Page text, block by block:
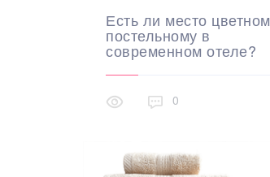
Есть ли место цветном
постельному в
современном отеле?
0